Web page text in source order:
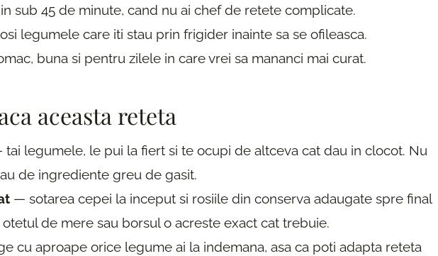
sub 45 de minute, cand nu ai chef de retete complicate.
legumele care iti stau prin frigider inainte sa se ofileasca.
buna si pentru zilele in care vrei sa mananci mai curat.
aceasta reteta
tai legumele, le pui la fiert si te ocupi de altceva cat dau in clocot. Nu
de ingrediente greu de gasit.
— sotarea cepei la inceput si rosiile din conserva adaugate spre final
de mere sau borsul o acreste exact cat trebuie.
cu aproape orice legume ai la indemana, asa ca poti adapta reteta